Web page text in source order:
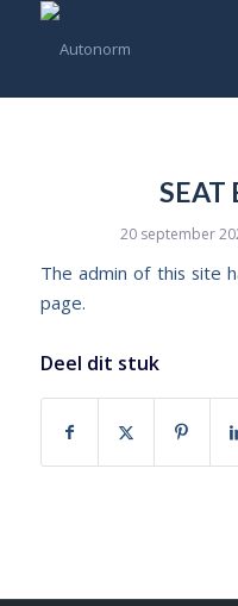
SEAT
20 september
The admin of this site
page.
Deel dit stuk